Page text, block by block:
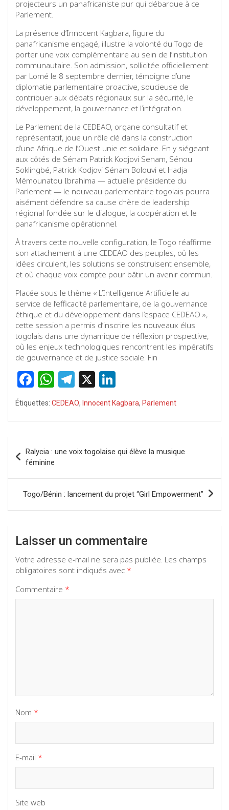
projecteurs un panafricaniste pur qui débarque à ce
Parlement.
La présence d’Innocent Kagbara, figure du
panafricanisme engagé, illustre la volonté du Togo de
porter une voix complémentaire au sein de l’institution
communautaire. Son admission, sollicitée officiellement
par Lomé le 8 septembre dernier, témoigne d’une
diplomatie parlementaire proactive, soucieuse de
contribuer aux débats régionaux sur la sécurité, le
développement, la gouvernance et l’intégration.
Le Parlement de la CEDEAO, organe consultatif et
représentatif, joue un rôle clé dans la construction
d’une Afrique de l’Ouest unie et solidaire. En y siégeant
aux côtés de Sénam Patrick Kodjovi Senam, Sénou
Soklingbé, Patrick Kodjovi Sénam Bolouvi et Hadja
Mémounatou Ibrahima — actuelle présidente du
Parlement — le nouveau parlementaire togolais pourra
aisément défendre sa cause chère de leadership
régional fondée sur le dialogue, la coopération et le
panafricanisme opérationnel.
À travers cette nouvelle configuration, le Togo réaffirme
son attachement à une CEDEAO des peuples, où les
idées circulent, les solutions se construisent ensemble,
et où chaque voix compte pour bâtir un avenir commun.
Placée sous le thème « L’Intelligence Artificielle au
service de l’efficacité parlementaire, de la gouvernance
éthique et du développement dans l’espace CEDEAO »,
cette session a permis d’inscrire les nouveaux élus
togolais dans une dynamique de réflexion prospective,
où les enjeux technologiques rencontrent les impératifs
de gouvernance et de justice sociale. Fin
F
a
ce
o
o
k
W
h
at
p
T
el
e
a
X
n
ke
Étiquettes: CEDEAO, Innocent Kagbara, Parlement
de
l’article
Ralycia : une voix togolaise qui élève la musique
féminine
Togo/Bénin : lancement du projet “Girl Empowerment”
Laisser un commentaire
Votre adresse e-mail ne sera pas publiée. Les champs
obligatoires sont indiqués avec *
Commentaire *
Nom *
E-mail *
Site web